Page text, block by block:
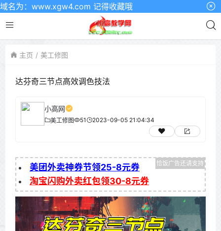
为：www.xgw4.com 记得收藏哦
主页 美工修图
达芬奇三节点高效调色技法
小高网
美工修图 51 2023-09-05 21:04:34
美团外卖神券节领25-8元券
淘宝闪购外卖红包领30-8元券